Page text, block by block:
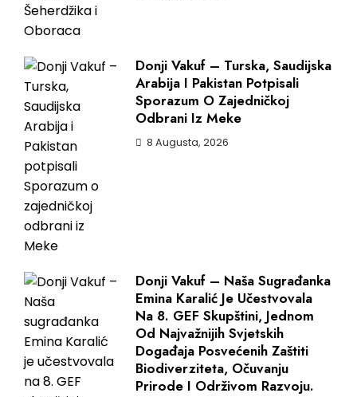
Donji Vakuf – Turska, Saudijska
Arabija I Pakistan Potpisali
Sporazum O Zajedničkoj
Odbrani Iz Meke
8 Augusta, 2026
Donji Vakuf – Naša Sugrađanka
Emina Karalić Je Učestvovala
Na 8. GEF Skupštini, Jednom
Od Najvažnijih Svjetskih
Događaja Posvećenih Zaštiti
Biodiverziteta, Očuvanju
Prirode I Održivom Razvoju.